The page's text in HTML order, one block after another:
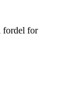
fordel for